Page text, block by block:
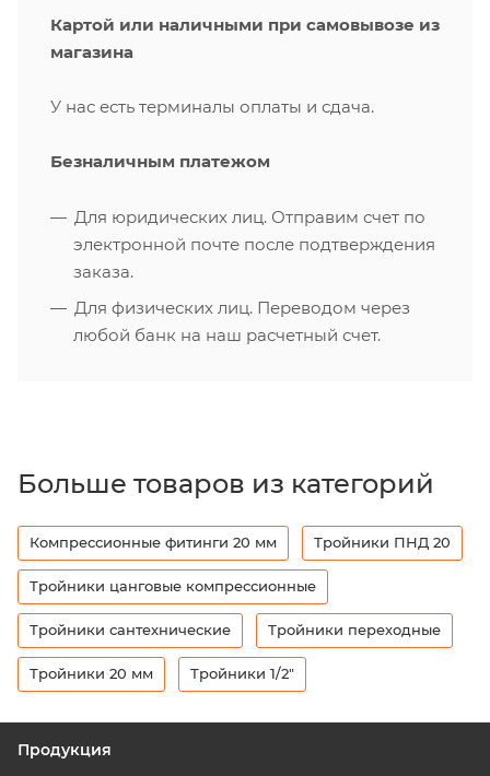
Картой или наличными при самовывозе из
магазина
У нас есть терминалы оплаты и сдача.
Безналичным платежом
Для юридических лиц. Отправим счет по
электронной почте после подтверждения
заказа.
Для физических лиц. Переводом через
любой банк на наш расчетный счет.
Больше товаров из категорий
Компрессионные фитинги 20 мм Тройники ПНД 20
Тройники цанговые компрессионные
Тройники сантехнические Тройники переходные
Тройники 20 мм Тройники 1/2"
Продукция